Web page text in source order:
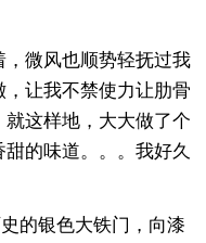
微风也顺势轻抚过我
让我不禁使力让肋骨
这样地，大大做了个
的味道。。。我好久
的银色大铁门，向漆